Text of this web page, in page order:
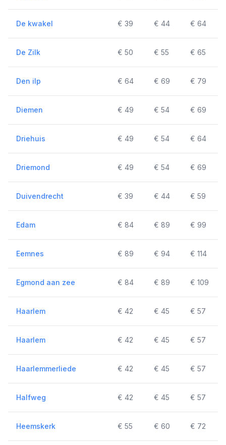
De kwakel € 39 € 44 € 64
De Zilk € 50 € 55 € 65
Den ilp € 64 € 69 € 79
Diemen € 49 € 54 € 69
Driehuis € 49 € 54 € 64
Driemond € 49 € 54 € 69
Duivendrecht € 39 € 44 € 59
Edam € 84 € 89 € 99
Eemnes € 89 € 94 € 114
Egmond aan zee € 84 € 89 € 109
Haarlem € 42 € 45 € 57
Haarlem € 42 € 45 € 57
Haarlemmerliede € 42 € 45 € 57
Halfweg € 42 € 45 € 57
Heemskerk € 55 € 60 € 72